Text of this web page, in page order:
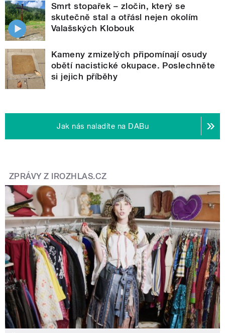
Smrt stopařek – zločin, který se
skutečně stal a otřásl nejen okolím
Valašských Klobouk
Kameny zmizelých připomínají osudy
obětí nacistické okupace. Poslechněte
si jejich příběhy
Jak nás naladíte na DABu
ZPRÁVY Z IROZHLAS.CZ